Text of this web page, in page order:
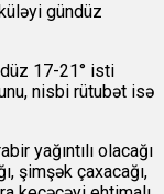
gündüz
17-21° isti
nisbi rütubət isə
yağıntılı olacağı
şimşək çaxacağı,